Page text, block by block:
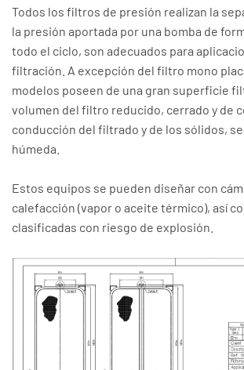
Todos los filtros de presión realizan la
la presión aportada por una bomba de
todo el ciclo, son adecuados para
filtración. A excepción del filtro mono
modelos poseen de una gran superficie
volumen del filtro reducido, cerrado y de
conducción del filtrado y de los sólidos,
húmeda.
Estos equipos se pueden diseñar con
calefacción (vapor o aceite térmico), así
clasificadas con riesgo de explosión.